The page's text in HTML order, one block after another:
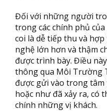
Đối với những người
trong các chính phủ
coi là dễ tiếp thu và
nghệ lớn hơn và thậm
được trình bày. Điều
thông qua Môi Trường
được gửi vào trong tâm
hoặc như đã xảy ra, có
chính những vị khách.